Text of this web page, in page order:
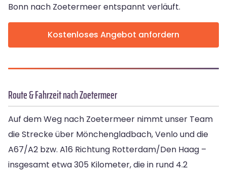
Bonn nach Zoetermeer entspannt verläuft.
Kostenloses Angebot anfordern
Route & Fahrzeit nach Zoetermeer
Auf dem Weg nach Zoetermeer nimmt unser Team
die Strecke über Mönchengladbach, Venlo und die
A67/A2 bzw. A16 Richtung Rotterdam/Den Haag –
insgesamt etwa 305 Kilometer, die in rund 4.2